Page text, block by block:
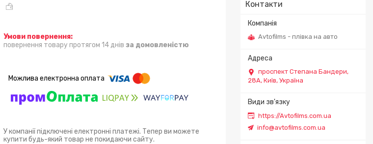
Контакти
Avtofilms - плівка на авто
проспект Степана Бандери,
28А, Київ, Україна
https://Avtofilms.com.ua
info@avtofilms.com.ua
повернення товару протягом 14 днів за домовленістю
У компанії підключені електронні платежі. Тепер ви можете
купити будь-який товар не покидаючи сайту.